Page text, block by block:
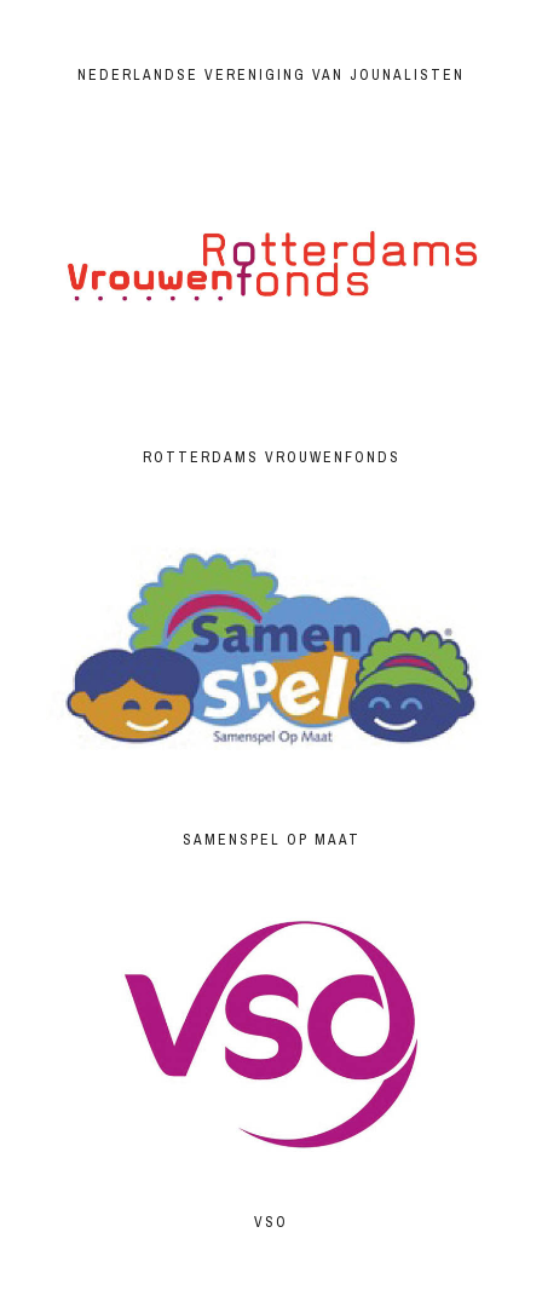
NEDERLANDSE VERENIGING VAN JOUNALISTEN
ROTTERDAMS VROUWENFONDS
SAMENSPEL OP MAAT
VSO